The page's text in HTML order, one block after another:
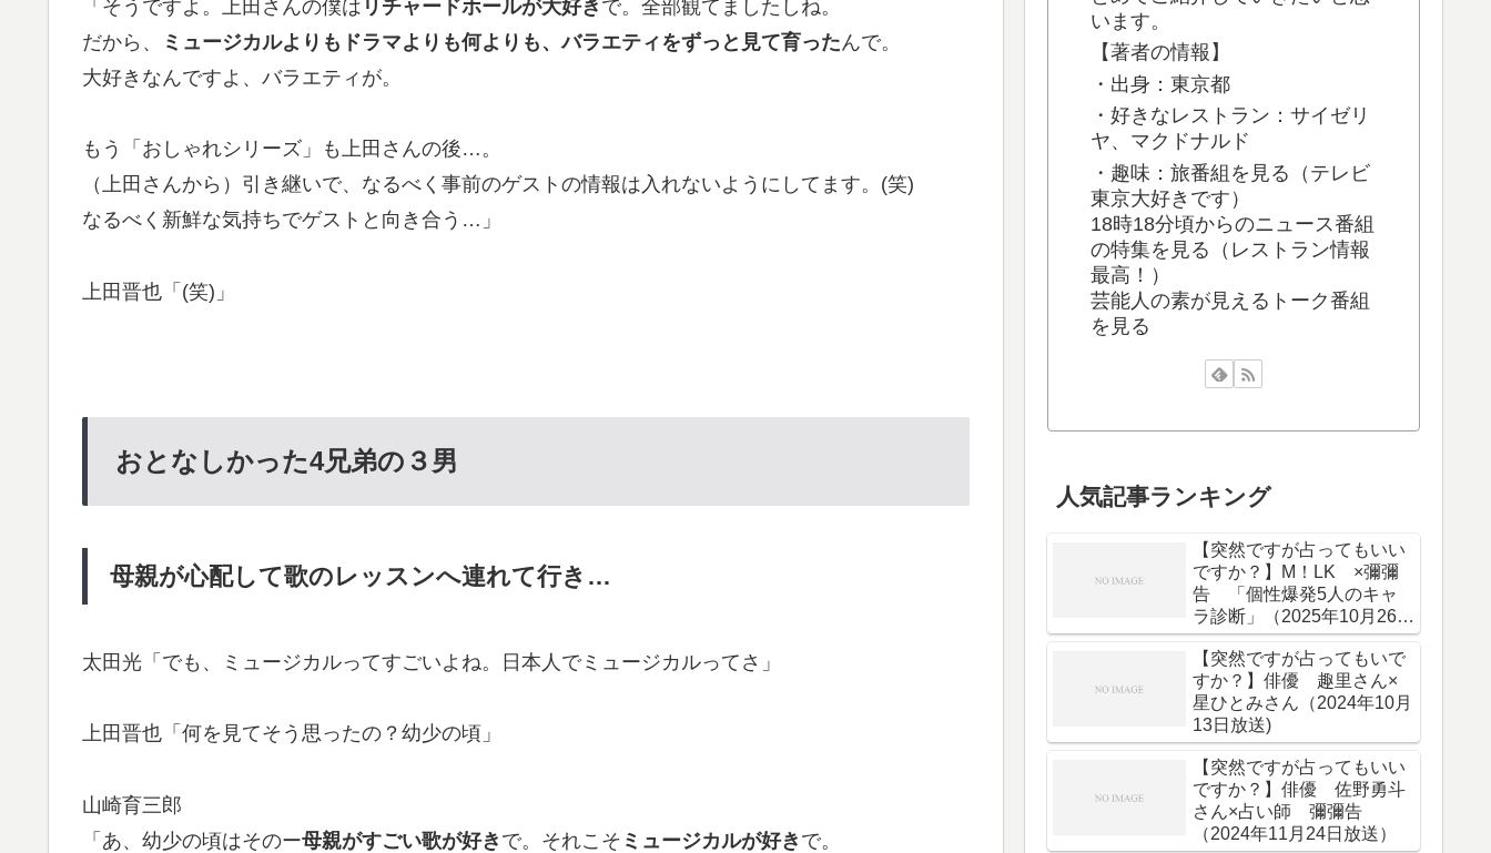
「そうですよ。上田さんの僕は リチャードホールが大好き で。全部観てましたしね。
だから、
ミュージカルよりもドラマよりも何よりも、バラエティをずっと見て育ったんで。
大好きなんですよ、バラエティが。
もう「おしゃれシリーズ」も上田さんの後…。
（上田さんから）引き継いで、なるべく事前のゲストの情報は入れないようにしてます。(笑)
なるべく新鮮な気持ちでゲストと向き合う…」
上田晋也「(笑)」
おとなしかった4兄弟の３男
母親が心配して歌のレッスンへ連れて行き…
太田光「でも、ミュージカルってすごいよね。日本人でミュージカルってさ」
上田晋也「何を見てそう思ったの？幼少の頃」
山崎育三郎
「あ、幼少の頃はそのー母親がすごい歌が好き で。それこそ ミュージカルが好き で。
います。
【著者の情報】
・出身：東京都
・好きなレストラン：サイゼリ
ヤ、マクドナルド
・趣味：旅番組を見る（テレビ
東京大好きです）
18時18分頃からのニュース番組
の特集を見る（レストラン情報
最高！）
芸能人の素が見えるトーク番組
を見る
人気記事ランキング
【突然ですが占ってもいい
ですか？】M！LK ×彌彌
告 「個性爆発5人のキャ
ラ診断」（2025年10月26日
放送）
【突然ですが占ってもいで
すか？】俳優 趣里さん×
星ひとみさん（2024年10月
13日放送)
【突然ですが占ってもいい
ですか？】俳優 佐野勇斗
さん×占い師 彌彌告
（2024年11月24日放送）